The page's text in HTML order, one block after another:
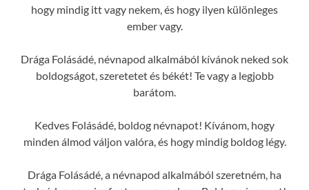
hogy mindig itt vagy nekem, és hogy ilyen különleges
ember vagy.
Drága Folásádé, névnapod alkalmából kívánok neked sok
boldogságot, szeretetet és békét! Te vagy a legjobb
barátom.
Kedves Folásádé, boldog névnapot! Kívánom, hogy
minden álmod váljon valóra, és hogy mindig boldog légy.
Drága Folásádé, a névnapod alkalmából szeretném, ha